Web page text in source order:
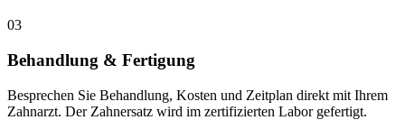
03
Behandlung & Fertigung
Besprechen Sie Behandlung, Kosten und Zeitplan direkt mit Ihrem
Zahnarzt. Der Zahnersatz wird im zertifizierten Labor gefertigt.